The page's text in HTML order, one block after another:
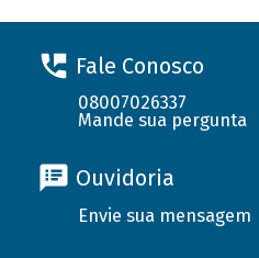
Fale Conosco
08007026337
Mande sua pergunta
Ouvidoria
Envie sua mensagem